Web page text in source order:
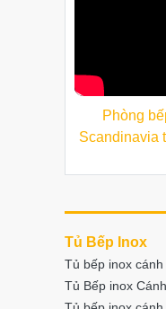
Phòng
Scandinavia
Tủ Bếp Inox
Tủ bếp inox cánh
Tủ Bếp inox